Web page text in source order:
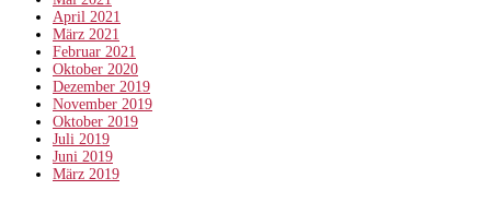
April 2021
März 2021
Februar 2021
Oktober 2020
Dezember 2019
November 2019
Oktober 2019
Juli 2019
Juni 2019
März 2019